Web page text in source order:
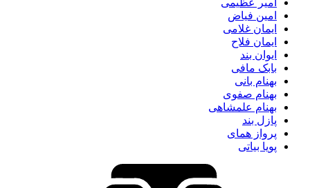
امین فیاض
ایمان غلامی
ایمان فلاح
ایوان بند
بابک مافی
بهنام بانی
بهنام صفوی
بهنام علمشاهی
پازل بند
پرواز همای
پویا بیاتی